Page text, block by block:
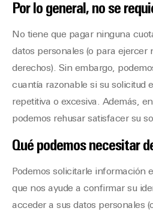
Por lo general, no se
No tiene que pagar ninguna
datos personales (o para ejercer
derechos). Sin embargo,
cuantía razonable si su solicitud
repetitiva o excesiva. Además,
podemos rehusar satisfacer su
Qué podemos necesitar
Podemos solicitarle información
que nos ayude a confirmar su
acceder a sus datos personales